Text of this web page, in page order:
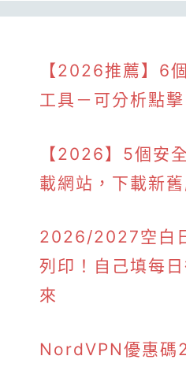
【2026推薦】6
工具－可分析點
【2026】5個安
載網站，下載新
2026/2027空白
列印！自己填每
來
NordVPN優惠碼